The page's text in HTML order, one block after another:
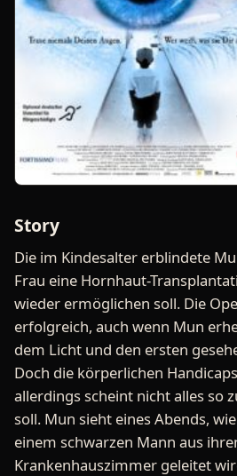
Story
Die im Kindesalter erblindete
Frau eine Hornhaut-
wieder ermöglichen soll. Die
erfolgreich, auch wenn Mun
dem Licht und den ersten
Doch die körperlichen
allerdings scheint nicht alles so
soll. Mun sieht eines Abends,
einem schwarzen Mann aus
Krankenhauszimmer geleitet